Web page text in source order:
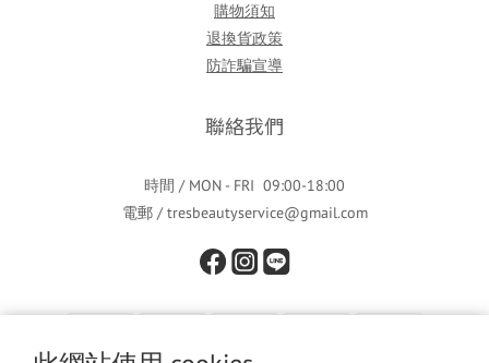
購物須知
退換貨政策
防詐騙宣導
聯絡我們
時間 / MON - FRI 09:00-18:00
電郵 / tresbeautyservice@gmail.com